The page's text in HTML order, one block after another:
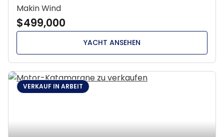
Makin Wind
$499,000
YACHT ANSEHEN
VERKAUF IN ARBEIT